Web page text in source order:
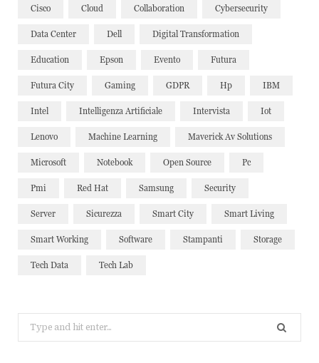
Cisco Cloud Collaboration Cybersecurity
Data Center Dell Digital Transformation
Education Epson Evento Futura
Futura City Gaming GDPR Hp IBM
Intel Intelligenza Artificiale Intervista Iot
Lenovo Machine Learning Maverick Av Solutions
Microsoft Notebook Open Source Pc
Pmi Red Hat Samsung Security
Server Sicurezza Smart City Smart Living
Smart Working Software Stampanti Storage
Tech Data Tech Lab
Search
for: